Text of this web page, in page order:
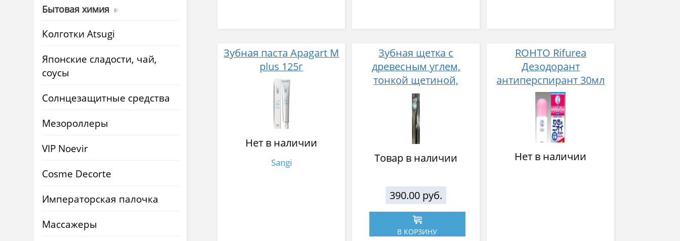
Бытовая химия
Колготки Atsugi
Японские сладости, чай,
соусы
Солнцезащитные средства
Мезороллеры
VIP Noevir
Cosme Decorte
Императорская палочка
Массажеры
Зубная паста Apagart M
plus 125г
Нет в наличии
Sangi
Зубная щетка с
древесным углем,
тонкой щетиной,
средней жесткости,
стандартная чистящая
головка
Товар в наличии
390.00 руб.
В КОРЗИНУ
ROHTO Rifurea
Дезодорант
антиперспирант 30мл
Нет в наличии